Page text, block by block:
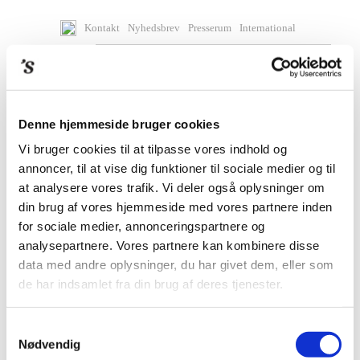
Denne hjemmeside bruger cookies
Vi bruger cookies til at tilpasse vores indhold og
annoncer, til at vise dig funktioner til sociale medier og til
at analysere vores trafik. Vi deler også oplysninger om
din brug af vores hjemmeside med vores partnere inden
for sociale medier, annonceringspartnere og
analysepartnere. Vores partnere kan kombinere disse
data med andre oplysninger, du har givet dem, eller som
de har indsamlet fra din brug af deres tjenester.
Nødvendig
Kontakt Nyhedsbrev Presserum International